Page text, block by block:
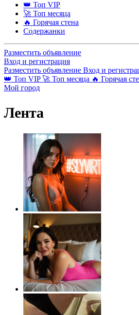
👑 Топ VIP
🚀 Топ месяца
🔥 Горячая стена
Содержанки
Разместить объявление
Вход и регистрация
Разместить объявление Вход и
👑 Топ VIP 🚀 Топ месяца 🔥 Горячая
Мой город
Лента